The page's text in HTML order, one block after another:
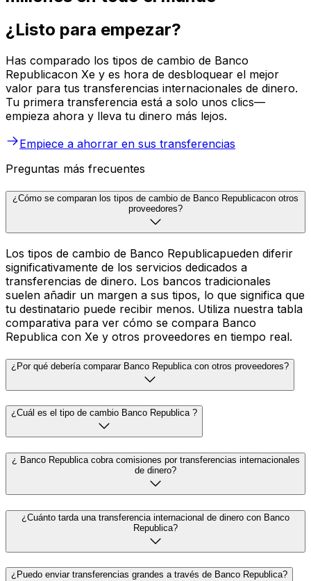
¿Listo para empezar?
Has comparado los tipos de cambio de Banco
Republicacon Xe y es hora de desbloquear el mejor
valor para tus transferencias internacionales de dinero.
Tu primera transferencia está a solo unos clics—
empieza ahora y lleva tu dinero más lejos.
Empiece a ahorrar en sus transferencias
Preguntas más frecuentes
¿Cómo se comparan los tipos de cambio de Banco Republicacon otros
proveedores?
Los tipos de cambio de Banco Republicapueden diferir
significativamente de los servicios dedicados a
transferencias de dinero. Los bancos tradicionales
suelen añadir un margen a sus tipos, lo que significa que
tu destinatario puede recibir menos. Utiliza nuestra tabla
comparativa para ver cómo se compara Banco
Republica con Xe y otros proveedores en tiempo real.
¿Por qué debería comparar Banco Republica con otros proveedores?
¿Cuál es el tipo de cambio Banco Republica ?
¿ Banco Republica cobra comisiones por transferencias internacionales
de dinero?
¿Cuánto tarda una transferencia internacional de dinero con Banco
Republica?
¿Puedo enviar transferencias grandes a través de Banco Republica?